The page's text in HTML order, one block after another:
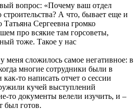
вопрос: «Почему ваш отдел
строительства? А что, бывает еще и
Татьяна Сергеевна громко
про всякие там горсоветы,
тоже. Такое у нас
меня сложилось самое негативное: в
многие сотрудники были в
то написать отчет о сессии
кучей выступлений
то документы велели изучить, и –
был готов.